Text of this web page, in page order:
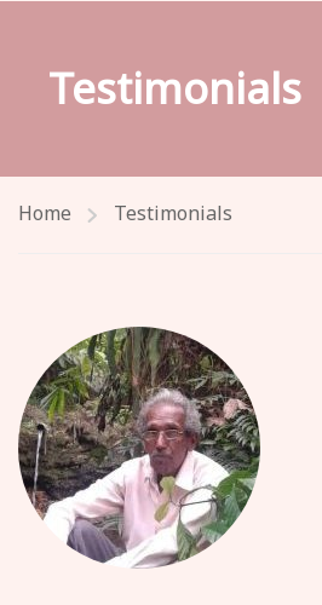
Testimonials
Home Testimonials